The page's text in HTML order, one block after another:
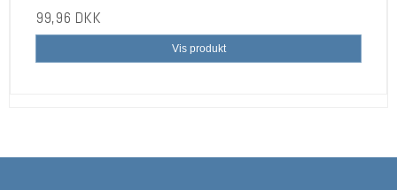
99,96 DKK
Vis produkt